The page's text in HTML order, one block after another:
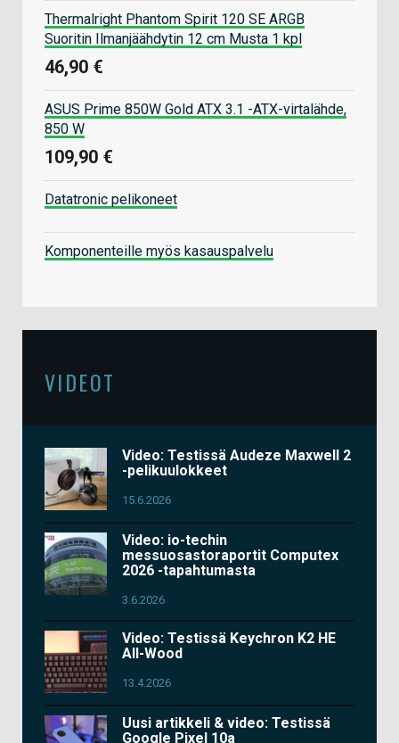
olemaan ensimmäinen tuote, jota
massatuotetaan Intel 18A -prosessilla.
Lähde:Intel
Thermalright Phantom Spirit 120 SE ARGB
Suoritin Ilmanjäähdytin 12 cm Musta 1 kpl
46,90 €
ASUS Prime 850W Gold ATX 3.1 -ATX-virtalähde,
850 W
109,90 €
Datatronic pelikoneet
Komponenteille myös kasauspalvelu
VIDEOT
Video: Testissä Audeze Maxwell 2
-pelikuulokkeet
15.6.2026
Video: io-techin
messuosastoraportit Computex
2026 -tapahtumasta
3.6.2026
Video: Testissä Keychron K2 HE
All-Wood
13.4.2026
Uusi artikkeli & video: Testissä
Google Pixel 10a